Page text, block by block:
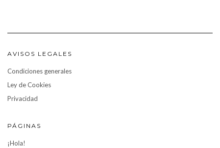
AVISOS LEGALES
Condiciones generales
Ley de Cookies
Privacidad
PÁGINAS
¡Hola!